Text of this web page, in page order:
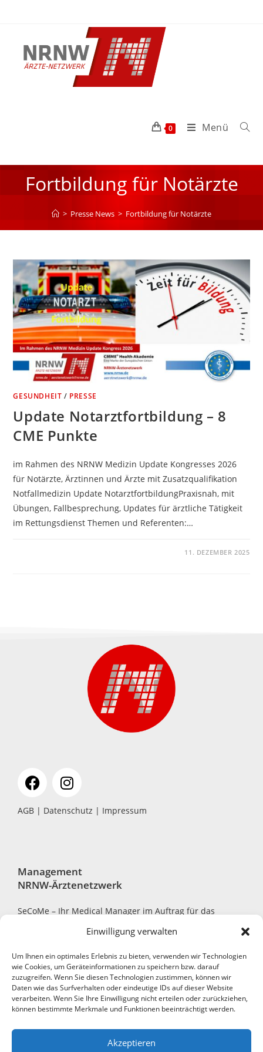
Einwilligung verwalten
Um Ihnen ein optimales Erlebnis zu bieten, verwenden wir Technologien
wie Cookies, um Geräteinformationen zu speichern bzw. darauf
zuzugreifen. Wenn Sie diesen Technologien zustimmen, können wir
Daten wie das Surfverhalten oder eindeutige IDs auf dieser Website
verarbeiten. Wenn Sie Ihre Einwilligung nicht erteilen oder zurückziehen,
können bestimmte Merkmale und Funktionen beeinträchtigt werden.
Akzeptieren
0 Menü
Fortbildung für Notärzte
> Presse News > Fortbildung für Notärzte
GESUNDHEIT / PRESSE
Update Notarztfortbildung – 8
CME Punkte
im Rahmen des NRNW Medizin Update Kongresses 2026
für Notärzte, Ärztinnen und Ärzte mit Zusatzqualifikation
Notfallmedizin Update NotarztfortbildungPraxisnah, mit
Übungen, Fallbesprechung, Updates für ärztliche Tätigkeit
im Rettungsdienst Themen und Referenten:…
11. DEZEMBER 2025
AGB | Datenschutz | Impressum
Management
NRNW-Ärztenetzwerk
SeCoMe – Ihr Medical Manager im Auftrag für das
NRNW-Ärztenetzwerk
Robert-Bosch-Str. 7, 40668 Meerbusch
+49 2150 794390-0